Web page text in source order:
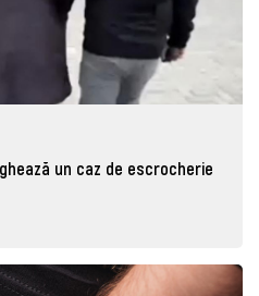
un caz de escrocherie